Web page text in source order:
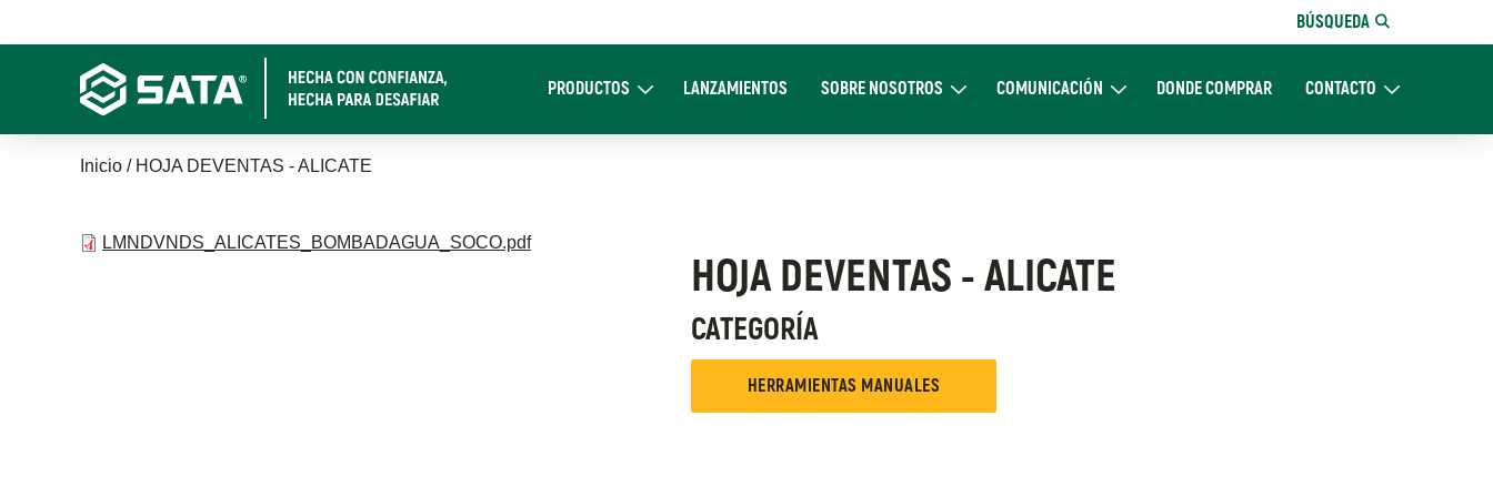
al
BÚSQUEDA
navigation
PRODUCTOSExpand ProductosLANZAMIENTOS SOBRE NOSOTROSExpand Sobre NosotrosCOMUNICACIÓNExpand ComunicaciónDONDE COMPRAR CONTACTOExpand CONTACTO
Sobrescribir
de
Inicio HOJA DEVENTAS - ALICATE
LMNDVNDS_ALICATES_BOMBADAGUA_SOCO.pdf
HOJA DEVENTAS - ALICATE
CATEGORÍA
HERRAMIENTAS MANUALES